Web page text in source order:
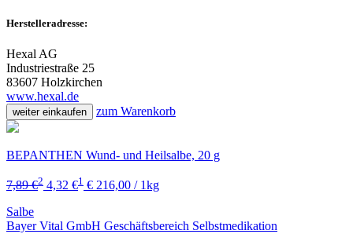
Herstelleradresse:
Hexal AG
Industriestraße 25
83607 Holzkirchen
www.hexal.de
weiter einkaufen zum Warenkorb
BEPANTHEN Wund- und Heilsalbe, 20 g
7,89 €2 4,32 €1 € 216,00 / 1kg
Salbe
Bayer Vital GmbH Geschäftsbereich Selbstmedikation